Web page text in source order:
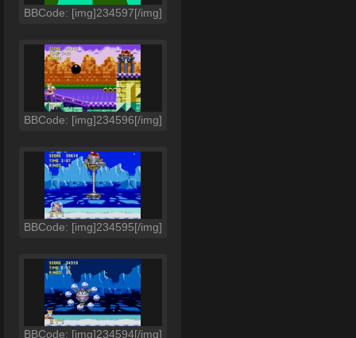
BBCode: [img]234597[/img]
BBCode: [img]234596[/img]
BBCode: [img]234595[/img]
BBCode: [img]234594[/img]